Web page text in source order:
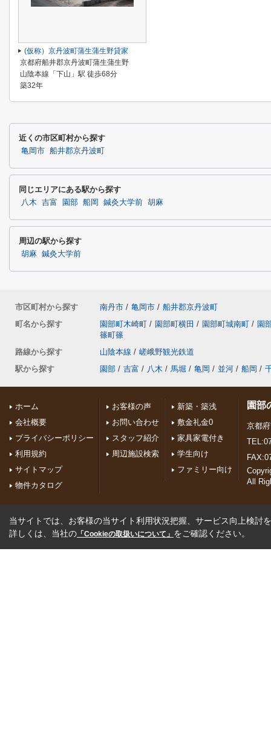
(仮称）京丹波町蒲生蒲生野貸家
京都府船井郡京丹波町蒲生蒲生野
山陰本線「下山」駅 徒歩68分
築32年
近くの市区町村から探す
亀岡市 船井郡京丹波町
同じエリアにある駅から探す
八木 吉富 園部 船岡 鍼灸大学前 胡麻
周辺の駅から探す
胡麻 鍼灸大学前
市区町村から探す 南丹市 / 亀岡市 / 船井郡京丹波町
町名から探す
園部町木崎町 / 園部町横田 / 園部町城南町 / 園
篠町篠
路線から探す
山陰本線 / 嵯峨野観光鉄道
駅から探す
園部 / 吉富 / 八木 / 馬堀 / 亀岡 / 並河 / 船岡 /
ホーム
会社概要
プライバシーポリシー
利用規約
サイトマップ
物件カタログ
お客様の声
お問い合わせ
スタッフ紹介
周辺施設検索
新築・築浅
敷金礼金0
家具家電付き
学生向け
ファミリー向け
園部
京都
All
当サイトでは、お客様の当サイト利用状況把握、サービス向上検討
詳しくは、当社の 「Cookieの取扱いについて」 をご確認ください。